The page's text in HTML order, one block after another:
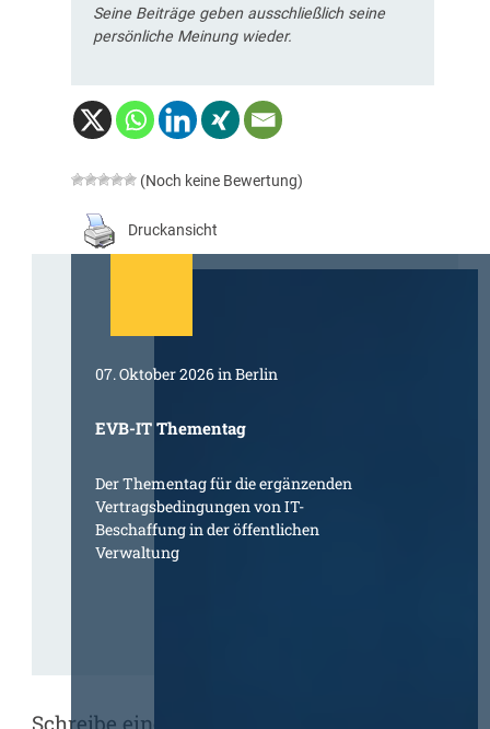
Seine Beiträge geben ausschließlich seine
persönliche Meinung wieder.
(Noch keine Bewertung)
Druckansicht
07. Oktober 2026 in Berlin
EVB-IT Thementag
Der Thementag für die ergänzenden
Vertragsbedingungen von IT-
Beschaffung in der öffentlichen
Verwaltung
Schreibe einen Kommentar